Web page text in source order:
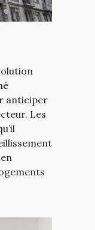
anticiper
Les